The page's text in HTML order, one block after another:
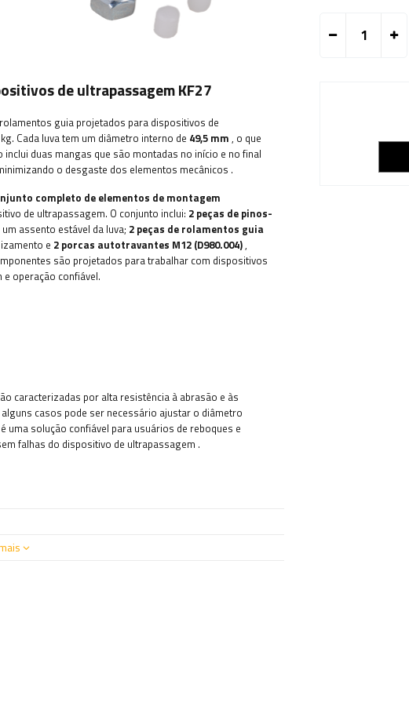
de ultrapassagem KF27
guia projetados para dispositivos de
Cada luva tem um diâmetro interno de 49,5 mm , o que
inclui duas mangas que são montadas no início e no final
o desgaste dos elementos mecânicos .
completo de elementos de montagem
de ultrapassagem. O conjunto inclui: 2 peças de pinos-
assento estável da luva; 2 peças de rolamentos guia
e 2 porcas autotravantes M12 (D980.004),
são projetados para trabalhar com dispositivos
operação confiável.
caracterizadas por alta resistência à abrasão e às
casos pode ser necessário ajustar o diâmetro
uma solução confiável para usuários de reboques e
falhas do dispositivo de ultrapassagem .